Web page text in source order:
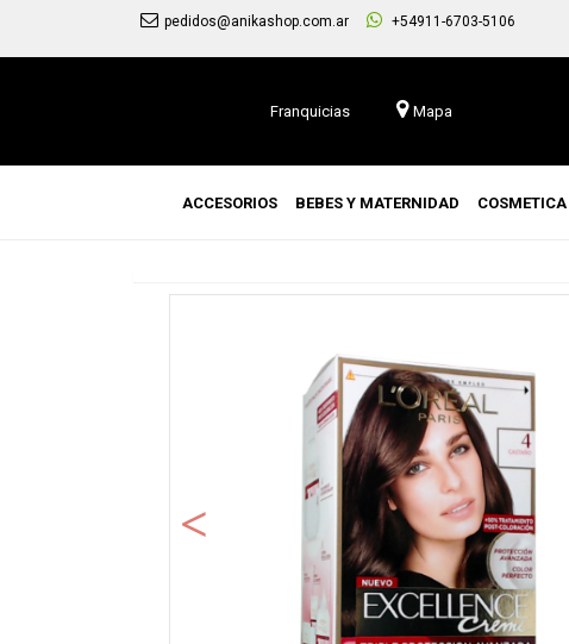
pedidos@anikashop.com.ar +54911-6703-5106
Franquicias Mapa
ACCESORIOS BEBES Y MATERNIDAD COSMETICA